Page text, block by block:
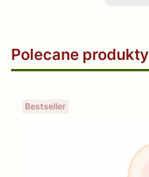
Polecane produkty
Bestseller